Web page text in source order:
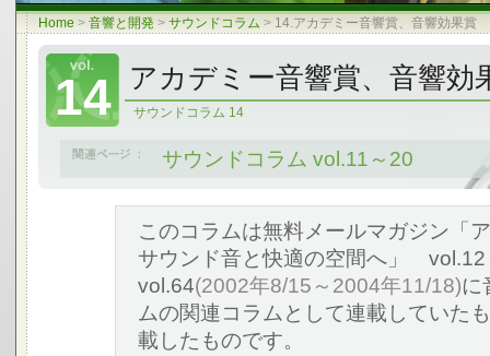
Home > 音響と開発 > サウンドコラム > 14.アカデミー音響賞、音響効果賞
アカデミー音響賞、音響効
サウンドコラム 14
14
サウンドコラム vol.11～20
このコラムは無料メールマガジン「
サウンド音と快適の空間へ」 vol.12
vol.64(2002年8/15～2004年11/18)に
ムの関連コラムとして連載していた
載したものです。